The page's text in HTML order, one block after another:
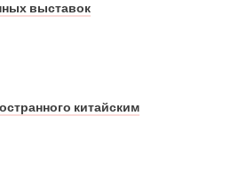
выставок
китайским